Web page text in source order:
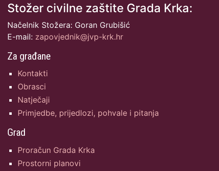
Stožer civilne zaštite Grada Krka:
Načelnik Stožera: Goran Grubišić
E-mail: zapovjednik@jvp-krk.hr
Za građane
Kontakti
Obrasci
Natječaji
Primjedbe, prijedlozi, pohvale i pitanja
Grad
Proračun Grada Krka
Prostorni planovi